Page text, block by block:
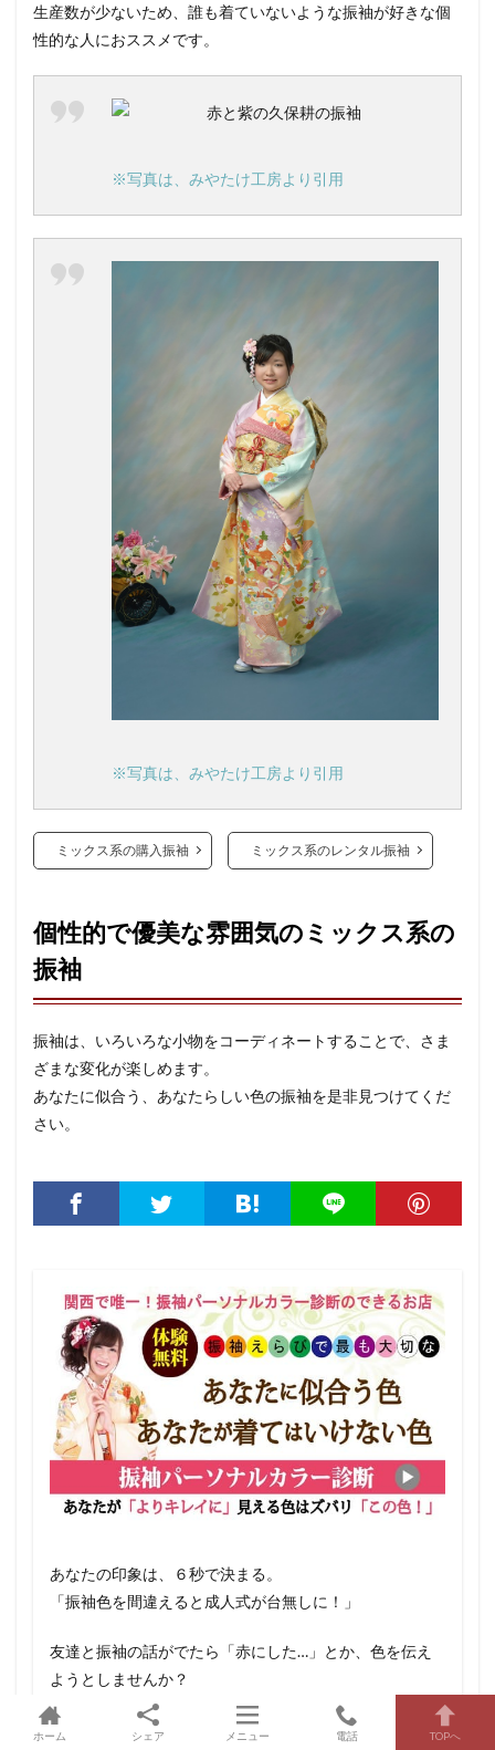
生産数が少ないため、誰も着ていないような振袖が好きな個
性的な人におススメです。
※写真は、みやたけ工房より引用
※写真は、みやたけ工房より引用
ミックス系の購入振袖 ミックス系のレンタル振袖
個性的で優美な雰囲気のミックス系の
振袖
振袖は、いろいろな小物をコーディネートすることで、さま
ざまな変化が楽しめます。
あなたに似合う、あなたらしい色の振袖を是非見つけてくだ
さい。
あなたの印象は、６秒で決まる。
「振袖色を間違えると成人式が台無しに！」
友達と振袖の話がでたら「赤にした…」とか、色を伝え
ようとしませんか？
人の印象には柄ではなく色が一番残るからです。
好きな色＝似合う色とは限りません。
ホーム シェア メニュー 電話 TOPへ